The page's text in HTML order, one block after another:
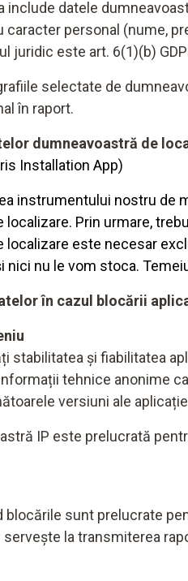
include datele
caracter personal (nume,
juridic este art. 6(1)(b)
selectate de
în raport.
dumneavoastră de
Installation App)
instrumentului nostru de
localizare. Prin urmare,
localizare este necesar
nici nu le vom stoca.
în cazul blocării
stabilitatea și fiabilitatea
tehnice anonime
versiuni ale
IP este prelucrată
blocările sunt prelucrate
la transmiterea